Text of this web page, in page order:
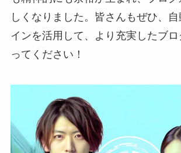
しくなりました。皆さんもぜひ、
インを活用して、より充実したブ
ってください！